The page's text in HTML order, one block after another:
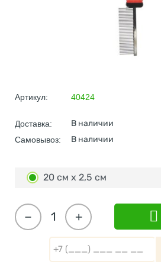
Артикул: 40424
Доставка: В наличии
Самовывоз: В наличии
20 см х 2,5 см
+
−